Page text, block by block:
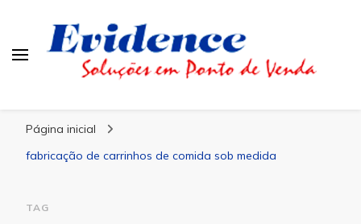
Página inicial
fabricação de carrinhos de comida sob medida
TAG